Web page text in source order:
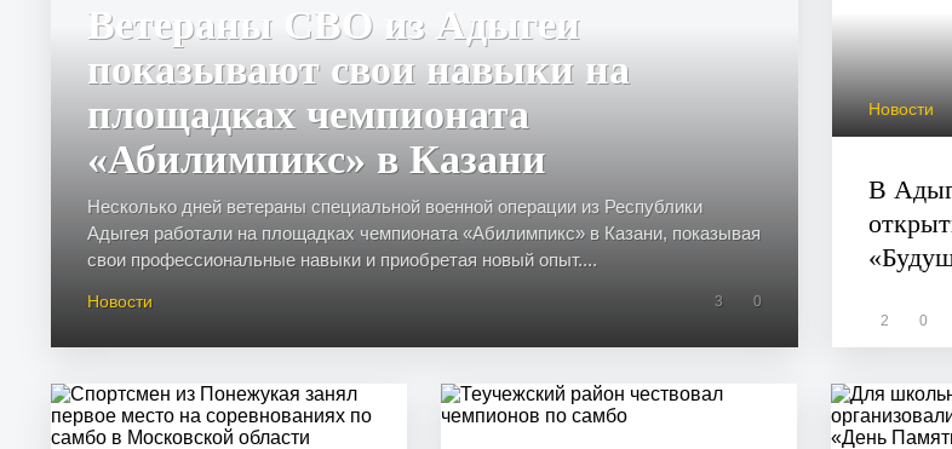
Ветераны СВО из Адыгеи
показывают свои навыки на
площадках чемпионата
«Абилимпикс» в Казани
Несколько дней ветераны специальной военной операции из Республики
Адыгея работали на площадках чемпионата «Абилимпикс» в Казани, показывая
свои профессиональные навыки и приобретая новый опыт....
Новости 3 0
Новости
В
2 0